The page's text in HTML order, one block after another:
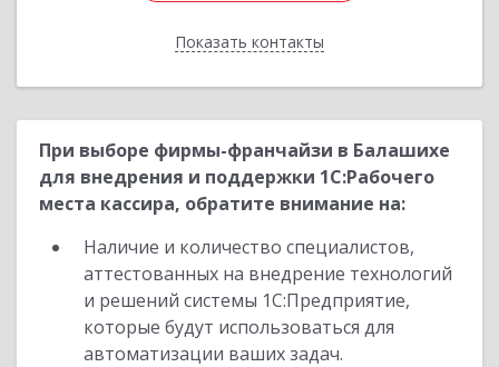
Показать контакты
Назад
При выборе фирмы-франчайзи в Балашихе
для внедрения и поддержки 1С:Рабочего
места кассира, обратите внимание на:
Наличие и количество специалистов,
аттестованных на внедрение технологий
и решений системы 1С:Предприятие,
которые будут использоваться для
автоматизации ваших задач.